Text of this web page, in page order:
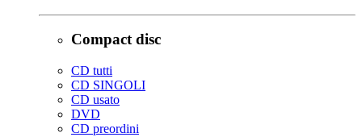
Compact disc
CD tutti
CD SINGOLI
CD usato
DVD
CD preordini